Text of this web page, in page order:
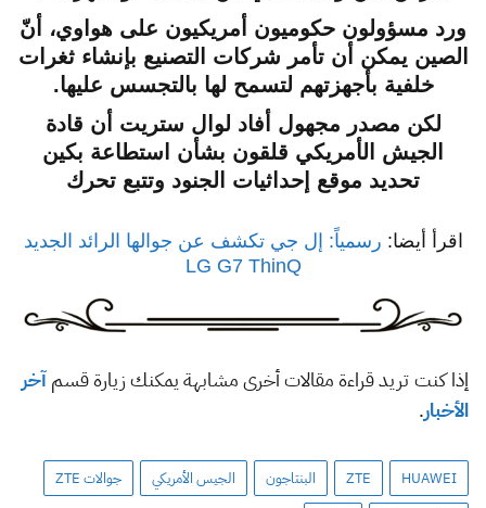
ورد مسؤولون حكوميون أمريكيون على هواوي، أنّ
الصين يمكن أن تأمر شركات التصنيع بإنشاء ثغرات
خلفية بأجهزتهم لتسمح لها بالتجسس عليها.
لكن مصدر مجهول أفاد لوال ستريت أن قادة
الجيش الأمريكي قلقون بشأن استطاعة بكين
تحديد موقع إحداثيات الجنود وتتبع تحرك
اقرأ أيضا: رسمياً: إل جي تكشف عن جوالها الرائد الجديد
LG G7 ThinQ
إذا كنت تريد قراءة مقالات أخرى مشابهة يمكنك زيارة قسمآخر
الأخبار.
HUAWEI
ZTE البنتاجون الجيس الأمريكي جوالات ZTE